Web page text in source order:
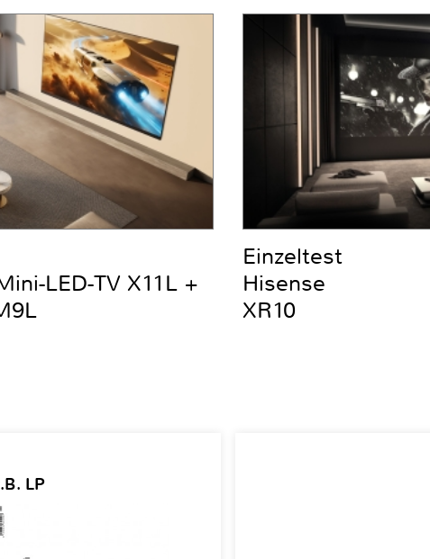
LP
LED-TV X11L +
Einzeltest
Hisense
XR10